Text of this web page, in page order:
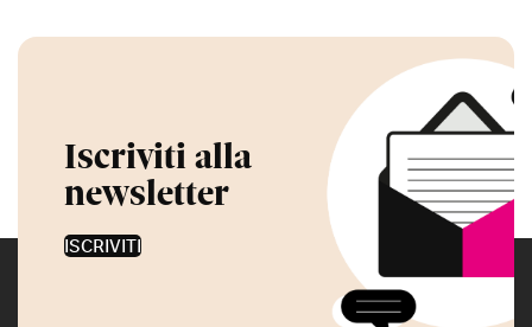
Iscriviti alla
newsletter
ISCRIVITI